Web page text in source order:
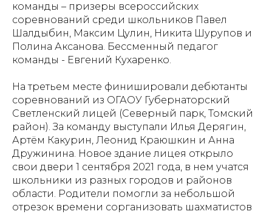
команды – призеры всероссийских
соревнований среди школьников Павел
Шалдыбин, Максим Цулин, Никита Шурупов и
Полина Аксанова. Бессменный педагог
команды - Евгений Кухаренко.
На третьем месте финишировали дебютанты
соревнований из ОГАОУ Губернаторский
Светленский лицей (Северный парк, Томский
район). За команду выступали Илья Дерягин,
Артём Какурин, Леонид Краюшкин и Анна
Дружинина. Новое здание лицея открыло
свои двери 1 сентября 2021 года, в нем учатся
школьники из разных городов и районов
области. Родители помогли за небольшой
отрезок времени сорганизовать шахматистов